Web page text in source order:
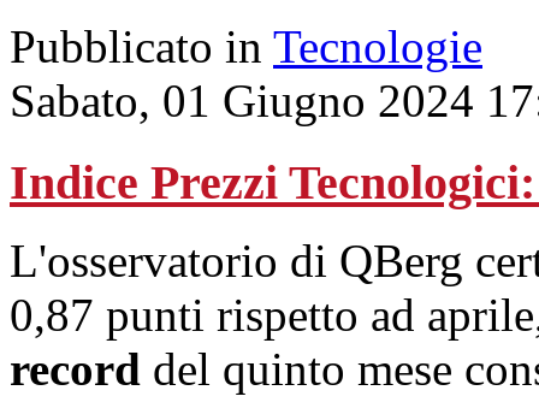
Pubblicato in Tecnologie
Sabato, 01 Giugno 2024
Indice Prezzi
L'osservatorio di QBerg
0,87 punti rispetto ad
record del quinto mese